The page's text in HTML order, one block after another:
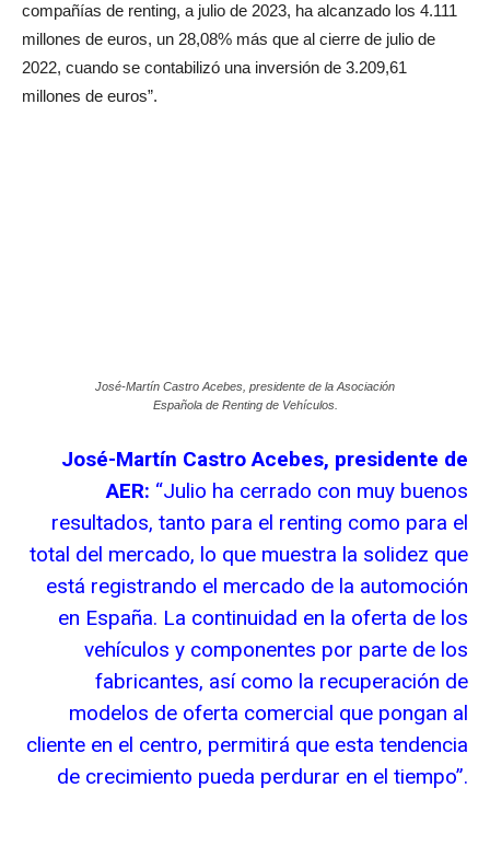
compañías de renting, a julio de 2023, ha alcanzado los 4.111
millones de euros, un 28,08% más que al cierre de julio de
2022, cuando se contabilizó una inversión de 3.209,61
millones de euros”.
José-Martín Castro Acebes, presidente de la Asociación
Española de Renting de Vehículos.
José-Martín Castro Acebes, presidente de
AER: “Julio ha cerrado con muy buenos
resultados, tanto para el renting como para el
total del mercado, lo que muestra la solidez que
está registrando el mercado de la automoción
en España. La continuidad en la oferta de los
vehículos y componentes por parte de los
fabricantes, así como la recuperación de
modelos de oferta comercial que pongan al
cliente en el centro, permitirá que esta tendencia
de crecimiento pueda perdurar en el tiempo”.